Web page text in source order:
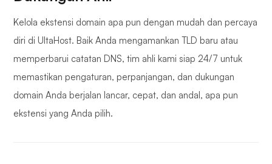
Kelola ekstensi domain apa pun dengan mudah dan percaya
diri di UltaHost. Baik Anda mengamankan TLD baru atau
memperbarui catatan DNS, tim ahli kami siap 24/7 untuk
memastikan pengaturan, perpanjangan, dan dukungan
domain Anda berjalan lancar, cepat, dan andal, apa pun
ekstensi yang Anda pilih.